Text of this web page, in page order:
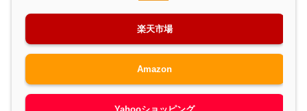
楽天市場
Amazon